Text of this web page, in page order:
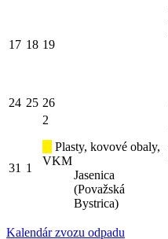
17 18 19
24 25 26
31 1
2
Plasty, kovové obaly,
VKM
Jasenica
(Považská
Bystrica)
Kalendár zvozu odpadu